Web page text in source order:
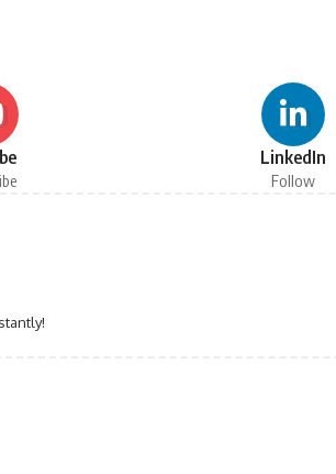
LinkedIn
Follow